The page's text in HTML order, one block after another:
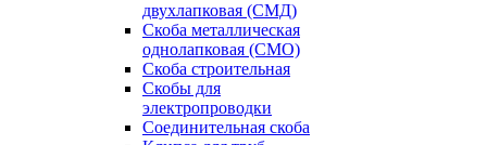
двухлапковая (СМД)
Скоба металлическая
однолапковая (СМО)
Скоба строительная
Скобы для
электропроводки
Соединительная скоба